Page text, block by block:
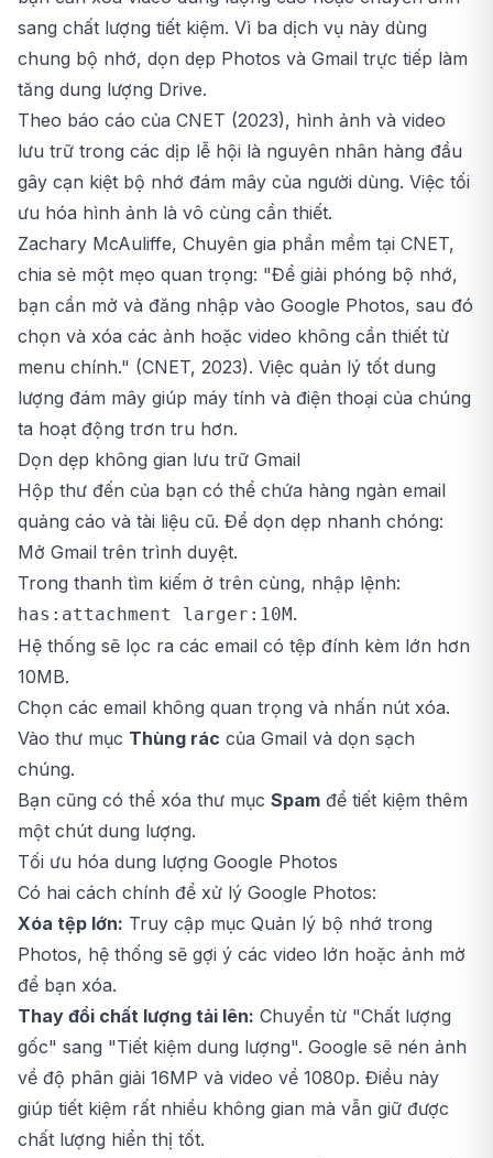
sang chất lượng tiết kiệm. Vì ba dịch vụ này dùng
chung bộ nhớ, dọn dẹp Photos và Gmail trực tiếp làm
tăng dung lượng Drive.
Theo báo cáo của CNET (2023), hình ảnh và video
lưu trữ trong các dịp lễ hội là nguyên nhân hàng đầu
gây cạn kiệt bộ nhớ đám mây của người dùng. Việc tối
ưu hóa hình ảnh là vô cùng cần thiết.
Zachary McAuliffe, Chuyên gia phần mềm tại CNET,
chia sẻ một mẹo quan trọng: "Để giải phóng bộ nhớ,
bạn cần mở và đăng nhập vào Google Photos, sau đó
chọn và xóa các ảnh hoặc video không cần thiết từ
menu chính." (CNET, 2023). Việc quản lý tốt dung
lượng đám mây giúp máy tính và điện thoại của chúng
ta hoạt động trơn tru hơn.
Dọn dẹp không gian lưu trữ Gmail
Hộp thư đến của bạn có thể chứa hàng ngàn email
quảng cáo và tài liệu cũ. Để dọn dẹp nhanh chóng:
Mở Gmail trên trình duyệt.
Trong thanh tìm kiếm ở trên cùng, nhập lệnh:
has:attachment larger:10M.
Hệ thống sẽ lọc ra các email có tệp đính kèm lớn hơn
10MB.
Chọn các email không quan trọng và nhấn nút xóa.
Vào thư mục Thùng rác của Gmail và dọn sạch
chúng.
Bạn cũng có thể xóa thư mục Spam để tiết kiệm thêm
một chút dung lượng.
Tối ưu hóa dung lượng Google Photos
Có hai cách chính để xử lý Google Photos:
Xóa tệp lớn: Truy cập mục Quản lý bộ nhớ trong
Photos, hệ thống sẽ gợi ý các video lớn hoặc ảnh mờ
để bạn xóa.
Thay đổi chất lượng tải lên: Chuyển từ "Chất lượng
gốc" sang "Tiết kiệm dung lượng". Google sẽ nén ảnh
về độ phân giải 16MP và video về 1080p. Điều này
giúp tiết kiệm rất nhiều không gian mà vẫn giữ được
chất lượng hiển thị tốt.